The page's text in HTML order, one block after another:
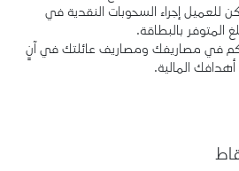
للعميل إجراء السحوبات النقدية في
المتوفر بالبطاقة.
في مصاريفك ومصاريف عائلتك في آنٍ
المالية.